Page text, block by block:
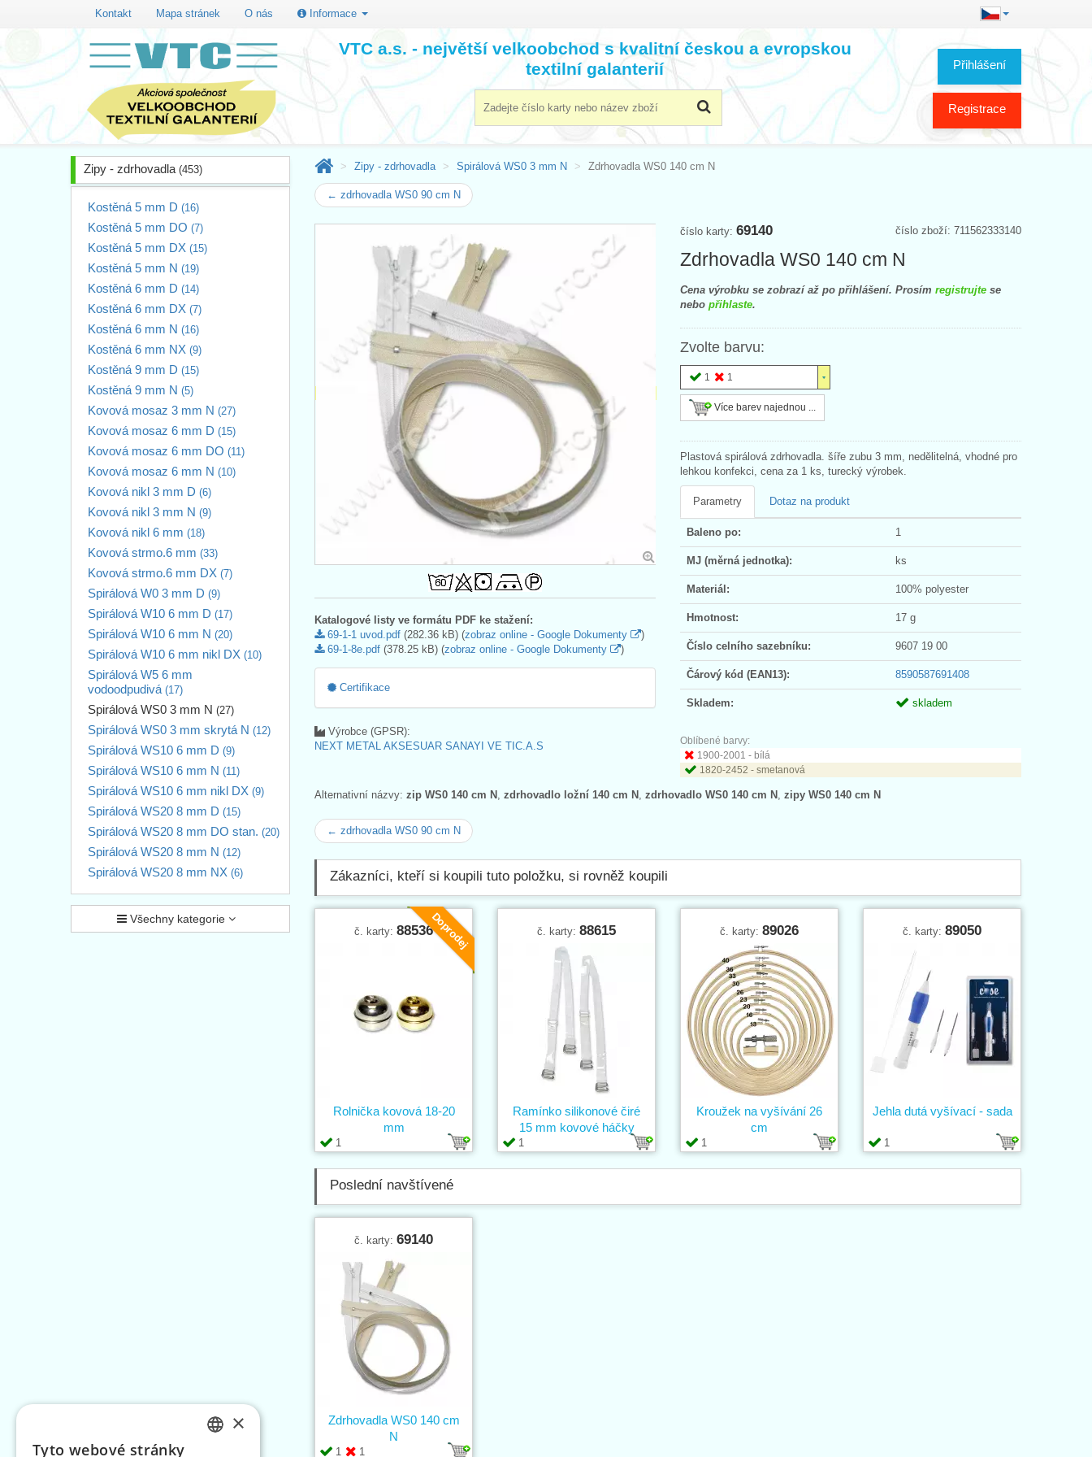
Kontakt Mapa stránek O nás Informace
Přihlášení
Registrace
VTC a.s. - největší velkoobchod s kvalitní českou a evropskou
textilní galanterií
Zipy - zdrhovadla (453)
Kostěná 5 mm D (16)
Kostěná 5 mm DO (7)
Kostěná 5 mm DX (15)
Kostěná 5 mm N (19)
Kostěná 6 mm D (14)
Kostěná 6 mm DX (7)
Kostěná 6 mm N (16)
Kostěná 6 mm NX (9)
Kostěná 9 mm D (15)
Kostěná 9 mm N (5)
Kovová mosaz 3 mm N (27)
Kovová mosaz 6 mm D (15)
Kovová mosaz 6 mm DO (11)
Kovová mosaz 6 mm N (10)
Kovová nikl 3 mm D (6)
Kovová nikl 3 mm N (9)
Kovová nikl 6 mm (18)
Kovová strmo.6 mm (33)
Kovová strmo.6 mm DX (7)
Spirálová W0 3 mm D (9)
Spirálová W10 6 mm D (17)
Spirálová W10 6 mm N (20)
Spirálová W10 6 mm nikl DX (10)
Spirálová W5 6 mm
vodoodpudivá (17)
Spirálová WS0 3 mm N (27)
Spirálová WS0 3 mm skrytá N (12)
Spirálová WS10 6 mm D (9)
Spirálová WS10 6 mm N (11)
Spirálová WS10 6 mm nikl DX (9)
Spirálová WS20 8 mm D (15)
Spirálová WS20 8 mm DO stan. (20)
Spirálová WS20 8 mm N (12)
Spirálová WS20 8 mm NX (6)
Všechny kategorie
Zipy - zdrhovadla Spirálová WS0 3 mm N Zdrhovadla WS0 140 cm N
← zdrhovadla WS0 90 cm N
číslo zboží: 711562333140
číslo karty: 69140
Zdrhovadla WS0 140 cm N
Cena výrobku se zobrazí až po přihlášení. Prosím registrujte se
nebo přihlaste.
Zvolte barvu:
1 1
Více barev najednou ...
Plastová spirálová zdrhovadla. šíře zubu 3 mm, nedělitelná, vhodné pro
lehkou konfekci, cena za 1 ks, turecký výrobek.
Parametry Dotaz na produkt
Baleno po: 1
MJ (měrná jednotka): ks
Materiál: 100% polyester
Hmotnost: 17 g
Číslo celního sazebníku: 9607 19 00
Čárový kód (EAN13): 8590587691408
Skladem: skladem
Oblíbené barvy:
1900-2001 - bílá
1820-2452 - smetanová
Katalogové listy ve formátu PDF ke stažení:
69-1-1 uvod.pdf (282.36 kB) (zobraz online - Google Dokumenty
)
69-1-8e.pdf (378.25 kB) (zobraz online - Google Dokumenty )
Certifikace
Výrobce (GPSR):
NEXT METAL AKSESUAR SANAYI VE TIC.A.S
Alternativní názvy: zip WS0 140 cm N zdrhovadlo ložní 140 cm N zdrhovadlo WS0 140 cm N zipy WS0 140 cm N
← zdrhovadla WS0 90 cm N
Zákazníci, kteří si koupili tuto položku, si rovněž koupili
Doprodej
č. karty: 88536
1
Rolnička kovová 18-20
mm
č. karty: 88615
1
Ramínko silikonové čiré
15 mm kovové háčky
č. karty: 89026
1
Kroužek na vyšívání 26
cm
č. karty: 89050
1
Jehla dutá vyšívací - sada
Poslední navštívené
č. karty: 69140
1 1
Zdrhovadla WS0 140 cm
N
×
Tyto webové stránky